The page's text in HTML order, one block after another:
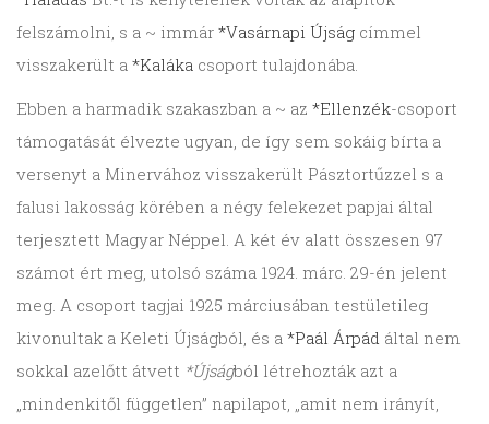
felszámolni, s a ~ immár *Vasárnapi Újság címmel
visszakerült a *Kaláka csoport tulajdonába.
Ebben a harmadik szakaszban a ~ az *Ellenzék-csoport
támogatását élvezte ugyan, de így sem sokáig bírta a
versenyt a Minervához visszakerült Pásztortűzzel s a
falusi lakosság körében a négy felekezet papjai által
terjesztett Magyar Néppel. A két év alatt összesen 97
számot ért meg, utolsó száma 1924. márc. 29-én jelent
meg. A csoport tagjai 1925 márciusában testületileg
kivonultak a Keleti Újságból, és a *Paál Árpád által nem
sokkal azelőtt átvett *Újságból létrehozták azt a
„mindenkitől független” napilapot, „amit nem irányít,